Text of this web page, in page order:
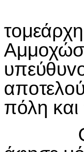
Με
πόλη
Ο